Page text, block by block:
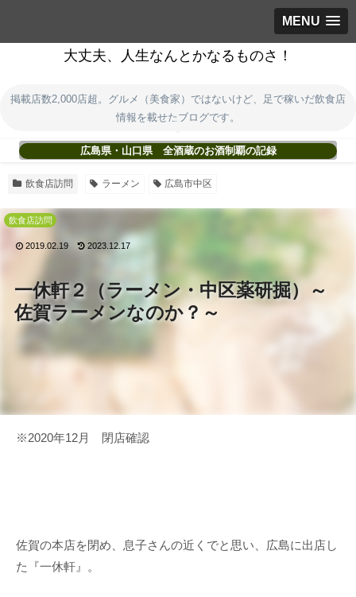
MENU
大丈夫、人生なんとかなるものさ！
掲載店数2,000店超。グルメ（美食家）ではないけど、足で稼いだ飲食店
情報を載せたブログです。
広島県・山口県 全酒蔵のお酒制覇の記録
飲食店訪問 ラーメン 広島市中区
一休軒２（ラーメン・中区薬研掘）～
佐賀ラーメンなのか？～
飲食店訪問
2019.02.19 2023.12.17
※2020年12月 閉店確認
佐賀の本店を閉め、息子さんの近くでと思い、広島に出店し
た『一休軒』。